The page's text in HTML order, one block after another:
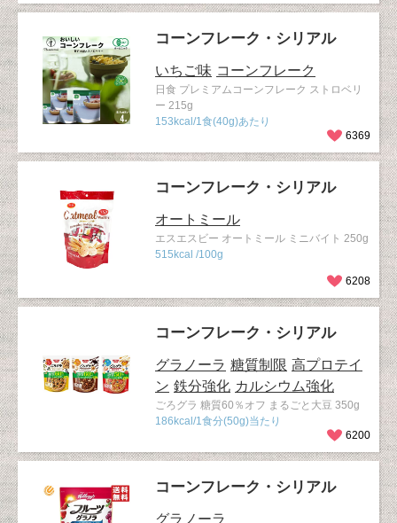
コーンフレーク・シリアル
いちご味 コーンフレーク
日食 プレミアムコーンフレーク ストロベリ
ー 215g
153kcal/1食(40g)あたり
6369
コーンフレーク・シリアル
オートミール
エスエスビー オートミール ミニバイト 250g
515kcal /100g
6208
コーンフレーク・シリアル
グラノーラ 糖質制限 高プロテイ
ン 鉄分強化 カルシウム強化
ごろグラ 糖質60％オフ まるごと大豆 350g
186kcal/1食分(50g)当たり
6200
コーンフレーク・シリアル
グラノーラ